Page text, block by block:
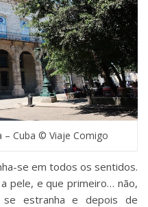
– Cuba © Viaje Comigo
se em todos os sentidos.
pele, e que primeiro… não,
estranha e depois de